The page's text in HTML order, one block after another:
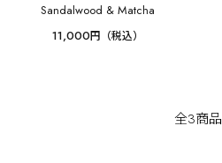
Sandalwood & Matcha
11,000円（税込）
全3商品